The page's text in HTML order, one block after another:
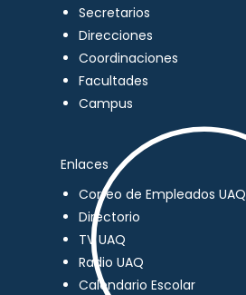
Secretarios
Direcciones
Coordinaciones
Facultades
Campus
Enlaces
Correo de Empleados UAQ
Directorio
TV UAQ
Radio UAQ
Calendario Escolar